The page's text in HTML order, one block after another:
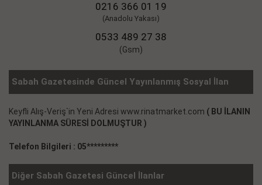
0216 366 01 19
(Anadolu Yakası)
0533 489 27 38
(Gsm)
Sabah Gazetesinde Güncel Yayınlanmış Sosyal İlan
Keyfli Alış-Veriş`in Yeni Adresi www.rinatmarket.com ( BU İLANIN
YAYINLANMA SÜRESİ DOLMUŞTUR )
Telefon Bilgileri : 05*********
Diğer Sabah Gazetesi Güncel İlanlar